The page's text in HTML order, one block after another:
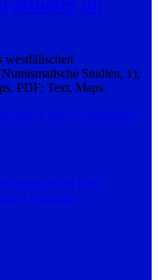
im
westfälischen
Studien, 1),
PDF: Text, Maps
des westfälischen
Peter
Westfalen